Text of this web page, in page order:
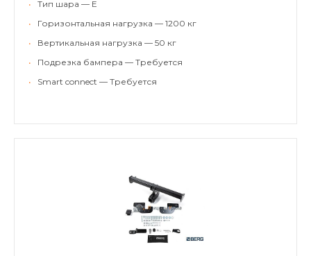
•
Тип шара — E
•
Горизонтальная нагрузка — 1200 кг
•
Вертикальная нагрузка — 50 кг
•
Подрезка бампера — Требуется
•
Smart connect — Требуется